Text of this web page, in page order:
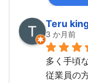
Teru
3 か月前
多く手頃
従業員の